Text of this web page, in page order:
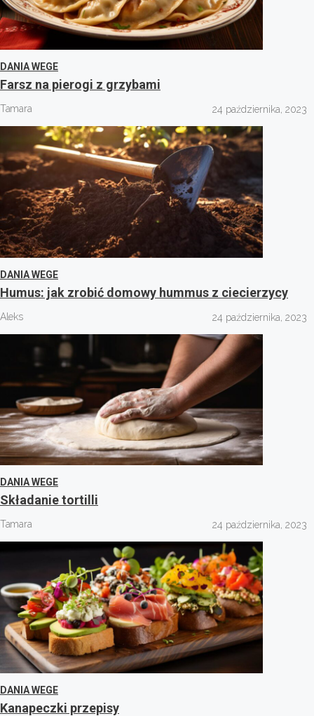
DANIA WEGE
Farsz na pierogi z grzybami
Tamara 24 października, 2023
DANIA WEGE
Humus: jak zrobić domowy hummus z ciecierzycy
Aleks 24 października, 2023
DANIA WEGE
Składanie tortilli
Tamara 24 października, 2023
DANIA WEGE
Kanapeczki przepisy